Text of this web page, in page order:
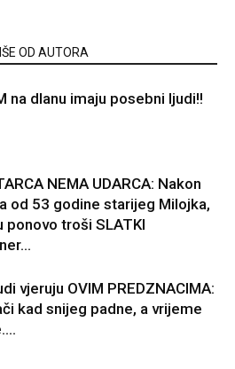
OD AUTORA
na dlanu imaju posebni ljudi!!
NEMA UDARCA: Nakon
od 53 godine starijeg Milojka,
ponovo troši SLATKI
vjeruju OVIM PREDZNACIMA:
kad snijeg padne, a vrijeme